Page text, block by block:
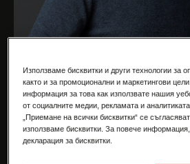
Използваме бисквитки и други технологии за
както и за промоционални и маркетингови
информация за това как използвате нашия
от социалните медии, рекламата и
„Приемане на всички бисквитки“ се
използваме бисквитки. За повече
декларация за бисквитки.